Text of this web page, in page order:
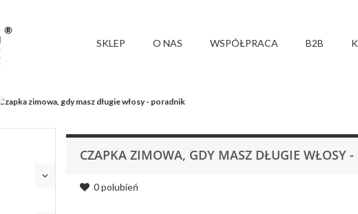
SKLEP O NAS WSPÓŁPRACA B2B
Czapka zimowa, gdy masz długie włosy - poradnik
CZAPKA ZIMOWA, GDY MASZ DŁUGIE WŁOSY
0polubień